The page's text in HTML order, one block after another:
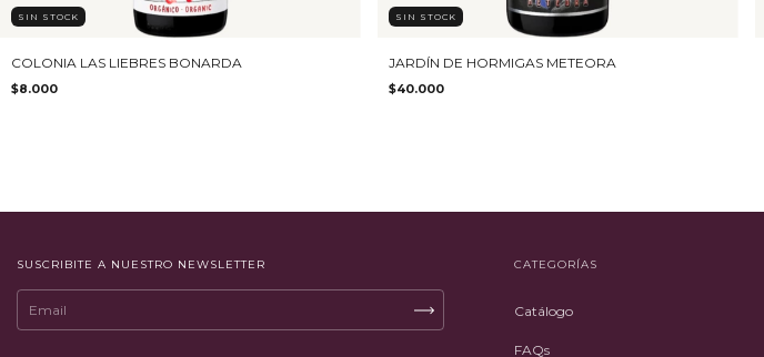
SIN STOCK
COLONIA LAS LIEBRES BONARDA
$8.000
SIN STOCK
JARDÍN DE HORMIGAS METEORA
$40.000
SUSCRIBITE A NUESTRO NEWSLETTER CATEGORÍAS
Catálogo
FAQs